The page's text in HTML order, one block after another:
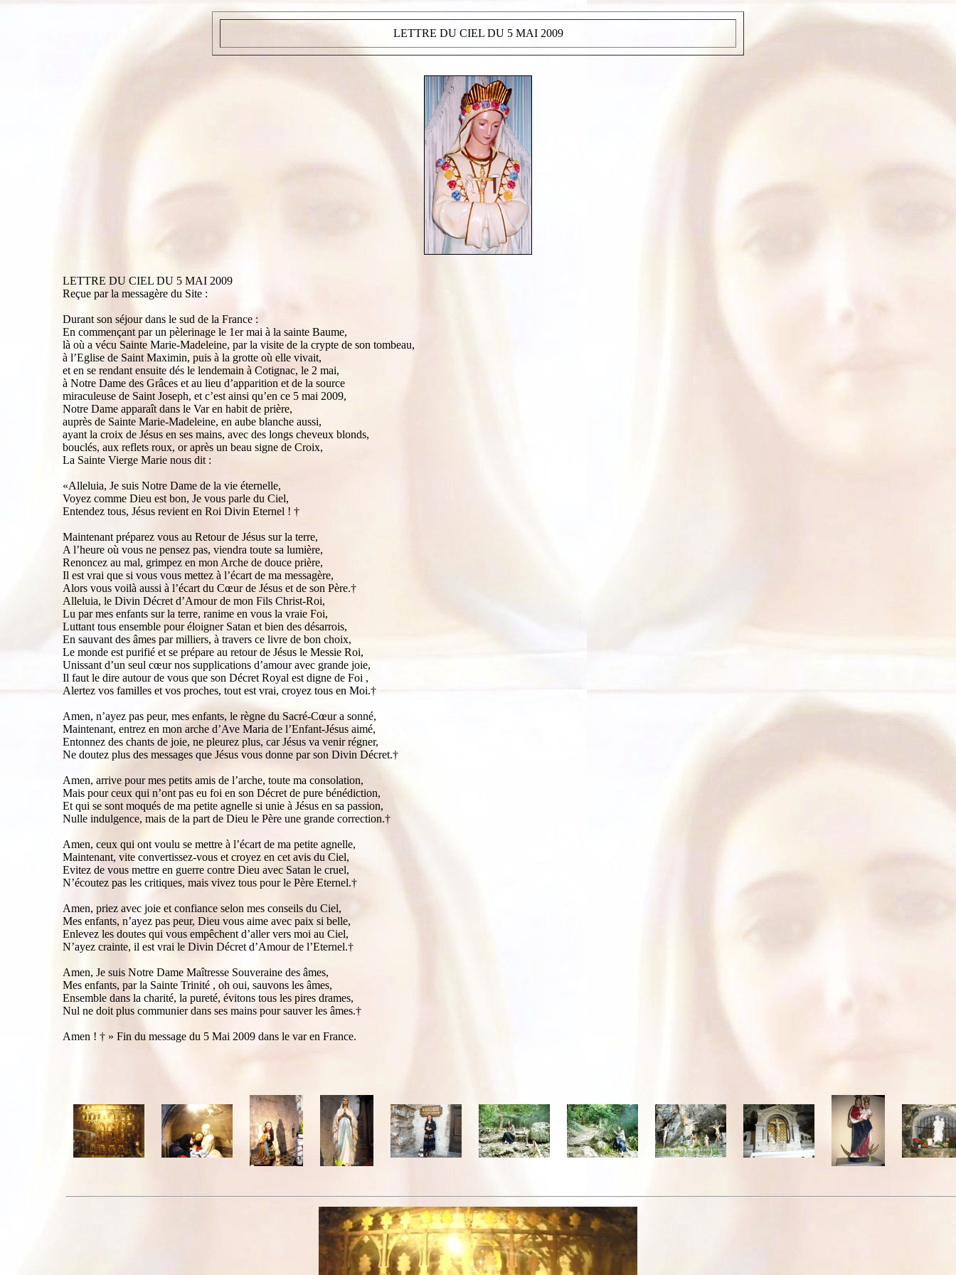
LETTRE DU CIEL DU 5 MAI 2009
LETTRE DU CIEL DU 5 MAI 2009
Reçue par la messagère du Site :
Durant son séjour dans le sud de la France :
En commençant par un pèlerinage le 1er mai à la sainte Baume,
là où a vécu Sainte Marie-Madeleine, par la visite de la crypte de son tombeau,
à l’Eglise de Saint Maximin, puis à la grotte où elle vivait,
et en se rendant ensuite dés le lendemain à Cotignac, le 2 mai,
à Notre Dame des Grâces et au lieu d’apparition et de la source
miraculeuse de Saint Joseph, et c’est ainsi qu’en ce 5 mai 2009,
Notre Dame apparaît dans le Var en habit de prière,
auprès de Sainte Marie-Madeleine, en aube blanche aussi,
ayant la croix de Jésus en ses mains, avec des longs cheveux blonds,
bouclés, aux reflets roux, or après un beau signe de Croix,
La Sainte Vierge Marie nous dit :
«Alleluia, Je suis Notre Dame de la vie éternelle,
Voyez comme Dieu est bon, Je vous parle du Ciel,
Entendez tous, Jésus revient en Roi Divin Eternel ! †
Maintenant préparez vous au Retour de Jésus sur la terre,
A l’heure où vous ne pensez pas, viendra toute sa lumière,
Renoncez au mal, grimpez en mon Arche de douce prière,
Il est vrai que si vous vous mettez à l’écart de ma messagère,
Alors vous voilà aussi à l’écart du Cœur de Jésus et de son Père.†
Alleluia, le Divin Décret d’Amour de mon Fils Christ-Roi,
Lu par mes enfants sur la terre, ranime en vous la vraie Foi,
Luttant tous ensemble pour éloigner Satan et bien des désarrois,
En sauvant des âmes par milliers, à travers ce livre de bon choix,
Le monde est purifié et se prépare au retour de Jésus le Messie Roi,
Unissant d’un seul cœur nos supplications d’amour avec grande joie,
Il faut le dire autour de vous que son Décret Royal est digne de Foi ,
Alertez vos familles et vos proches, tout est vrai, croyez tous en Moi.†
Amen, n’ayez pas peur, mes enfants, le règne du Sacré-Cœur a sonné,
Maintenant, entrez en mon arche d’Ave Maria de l’Enfant-Jésus aimé,
Entonnez des chants de joie, ne pleurez plus, car Jésus va venir régner,
Ne doutez plus des messages que Jésus vous donne par son Divin Décret.†
Amen, arrive pour mes petits amis de l’arche, toute ma consolation,
Mais pour ceux qui n’ont pas eu foi en son Décret de pure bénédiction,
Et qui se sont moqués de ma petite agnelle si unie à Jésus en sa passion,
Nulle indulgence, mais de la part de Dieu le Père une grande correction.†
Amen, ceux qui ont voulu se mettre à l’écart de ma petite agnelle,
Maintenant, vite convertissez-vous et croyez en cet avis du Ciel,
Evitez de vous mettre en guerre contre Dieu avec Satan le cruel,
N’écoutez pas les critiques, mais vivez tous pour le Père Eternel.†
Amen, priez avec joie et confiance selon mes conseils du Ciel,
Mes enfants, n’ayez pas peur, Dieu vous aime avec paix si belle,
Enlevez les doutes qui vous empêchent d’aller vers moi au Ciel,
N’ayez crainte, il est vrai le Divin Décret d’Amour de l’Eternel.†
Amen, Je suis Notre Dame Maîtresse Souveraine des âmes,
Mes enfants, par la Sainte Trinité , oh oui, sauvons les âmes,
Ensemble dans la charité, la pureté, évitons tous les pires drames,
Nul ne doit plus communier dans ses mains pour sauver les âmes.†
Amen ! † » Fin du message du 5 Mai 2009 dans le var en France.